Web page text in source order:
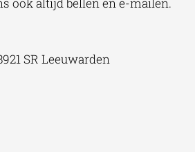
SR Leeuwarden